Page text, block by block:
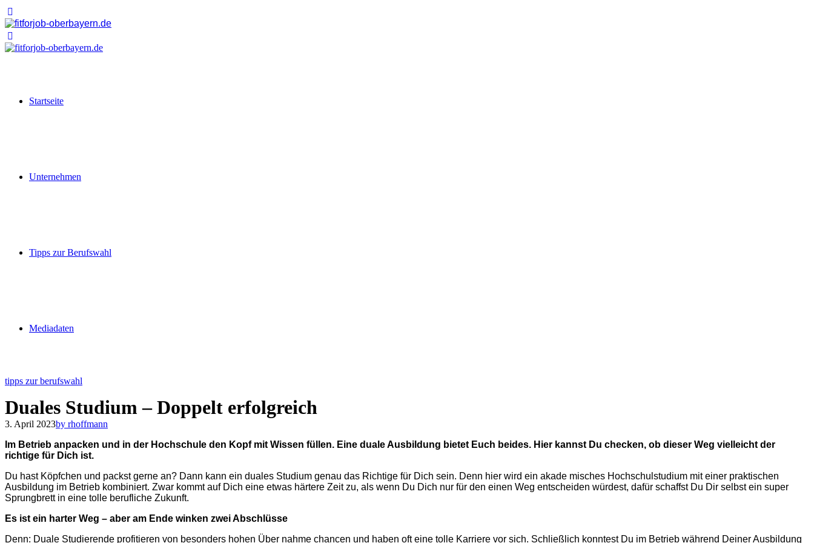
Startseite
Unternehmen
Tipps zur Berufswahl
Mediadaten
tipps zur berufswahl
Duales Studium – Doppelt erfolgreich
3. April 2023by rhoffmann
Im Betrieb anpacken und in der Hochschule den Kopf mit Wissen füllen. Eine duale Ausbildung bietet Euch beides. Hier kannst Du checken, ob dieser Weg vielleicht der
richtige für Dich ist.
Du hast Köpfchen und packst gerne an? Dann kann ein duales Studium genau das Richtige für Dich sein. Denn hier wird ein akade misches Hochschulstudium mit einer praktischen
Ausbildung im Betrieb kombiniert. Zwar kommt auf Dich eine etwas härtere Zeit zu, als wenn Du Dich nur für den einen Weg entscheiden würdest, dafür schaffst Du Dir selbst ein super
Sprungbrett in eine tolle berufliche Zukunft.
Es ist ein harter Weg – aber am Ende winken zwei Abschlüsse
Denn: Duale Studierende profitieren von besonders hohen Über nahme chancen und haben oft eine tolle Karriere vor sich. Schließlich konntest Du im Betrieb während Deiner Ausbildung